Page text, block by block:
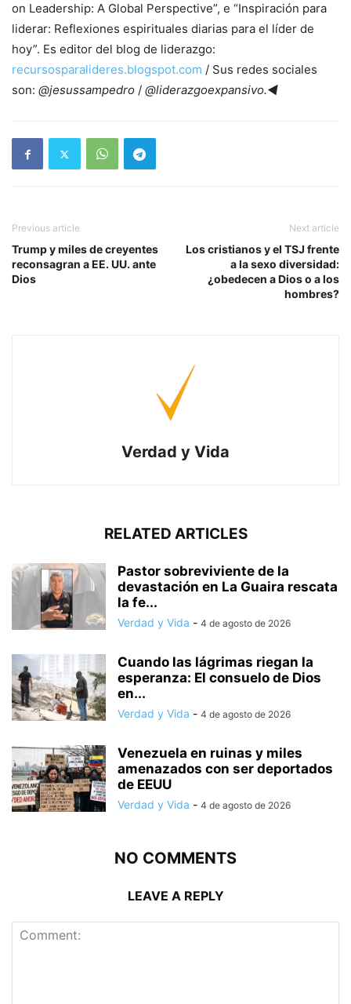
on Leadership: A Global Perspective”, e “Inspiración para
liderar: Reflexiones espirituales diarias para el líder de
hoy”. Es editor del blog de liderazgo:
recursosparalideres.blogspot.com / Sus redes sociales
son: @jesussampedro / @liderazgoexpansivo.◄
Previous article
Trump y miles de creyentes
reconsagran a EE. UU. ante
Dios
Next article
Los cristianos y el TSJ frente
a la sexo diversidad:
¿obedecen a Dios o a los
hombres?
Verdad y Vida
RELATED ARTICLES
Pastor sobreviviente de la
devastación en La Guaira rescata
la fe...
Verdad y Vida - 4 de agosto de 2026
Cuando las lágrimas riegan la
esperanza: El consuelo de Dios
en...
Verdad y Vida - 4 de agosto de 2026
Venezuela en ruinas y miles
amenazados con ser deportados
de EEUU
Verdad y Vida - 4 de agosto de 2026
NO COMMENTS
LEAVE A REPLY